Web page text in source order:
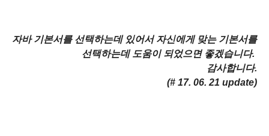
자바 기본서를 선택하는데 있어서 자신에게 맞는 기본서를
선택하는데 도움이 되었으면 좋겠습니다.
감사합니다.
(# 17. 06. 21 update)